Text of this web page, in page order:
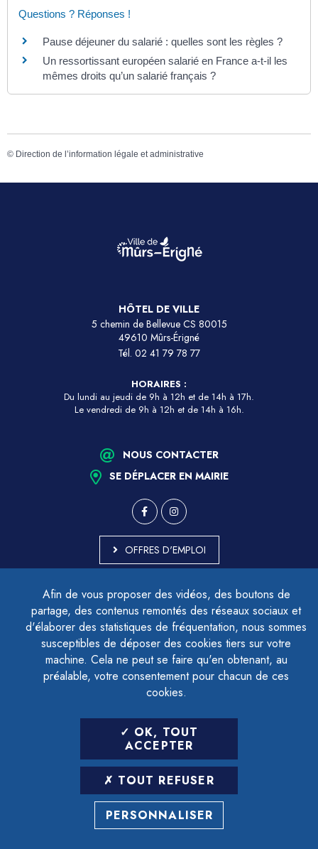
Afin de vous proposer des vidéos, des boutons de
partage, des contenus remontés des réseaux sociaux et
d'élaborer des statistiques de fréquentation, nous sommes
susceptibles de déposer des cookies tiers sur votre
machine. Cela ne peut se faire qu'en obtenant, au
préalable, votre consentement pour chacun de ces
cookies.
OK, TOUT
ACCEPTER
TOUT REFUSER
PERSONNALISER
Questions ? Réponses !
Pause déjeuner du salarié : quelles sont les règles ?
Un ressortissant européen salarié en France a-t-il les
mêmes droits qu’un salarié français ?
© Direction de l’information légale et administrative
HÔTEL DE VILLE
5 chemin de Bellevue CS 80015
49610 Mûrs-Érigné
Tél. 02 41 79 78 77
HORAIRES :
Du lundi au jeudi de 9h à 12h et de 14h à 17h.
Le vendredi de 9h à 12h et de 14h à 16h.
NOUS CONTACTER
SE DÉPLACER EN MAIRIE
OFFRES D'EMPLOI
ACCESSIBILITÉ - PARTIELLEMENT CONFORME
PLAN DU SITE
MENTIONS LÉGALES
CONTACTER LE DÉLÉGUÉ À LA PROTECTION DES DONNÉES
GESTION DES COOKIES
LETTRE D'INFORMATION
SAISIR VOTRE ADRESSE E-MAIL
POUR VOUS INSCRIRE :
ARCHIVES DÉSINSCRIPTION